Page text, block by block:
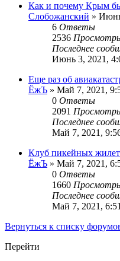
Как и почему Крым
Слобожанский »
6 Ответы
2536
Последнее
Июнь 3, 2021,
Еще раз об
ЁжЪ » Май 7, 2021,
0 Ответы
2091
Последнее
Май 7, 2021,
Клуб пикейных
ЁжЪ » Май 7, 2021,
0 Ответы
1660
Последнее
Май 7, 2021,
Вернуться к списку
Перейти